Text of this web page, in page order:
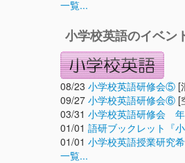
一覧...
小学校英語のイベン
08/23 小学校英語研修会⑤ [
09/27 小学校英語研修会⑥ [
03/31 小学校英語研修会
01/01 語研ブックレット『
01/01 小学校英語授業研究
一覧...